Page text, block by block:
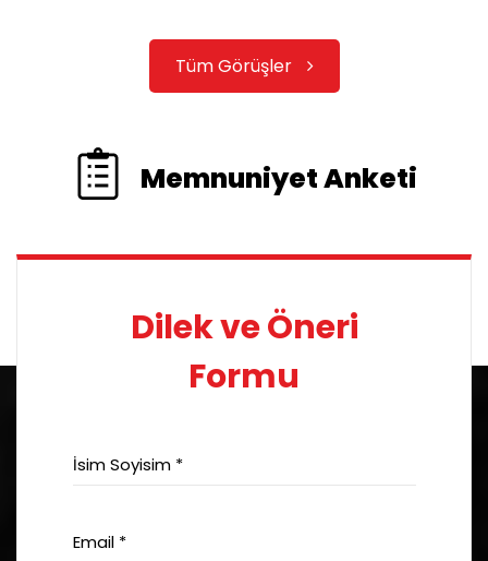
Tüm Görüşler
Memnuniyet Anketi
Dilek ve Öneri
Formu
İsim Soyisim *
Email *